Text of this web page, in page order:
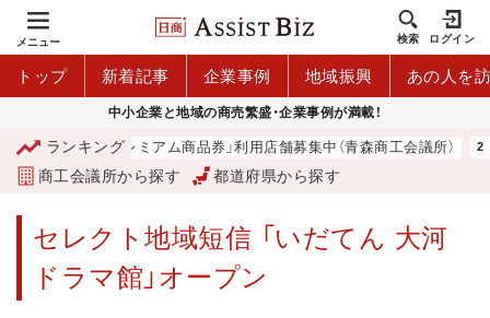
メニュー 検索 ログイン
トップ 新着記事 企業事例 地域振興 あの人を
中小企業と地域の商売繁盛・企業事例が満載！
ランキング
「青森市プレミアム商品券」利用店舗募集中（青森商工会議所）
商工会議所から探す 都道府県から探す
セレクト地域短信 「いだてん 大河
ドラマ館」オープン